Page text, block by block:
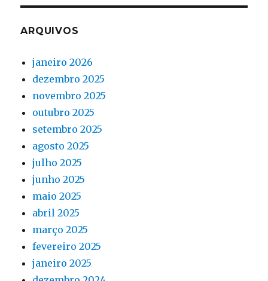
ARQUIVOS
janeiro 2026
dezembro 2025
novembro 2025
outubro 2025
setembro 2025
agosto 2025
julho 2025
junho 2025
maio 2025
abril 2025
março 2025
fevereiro 2025
janeiro 2025